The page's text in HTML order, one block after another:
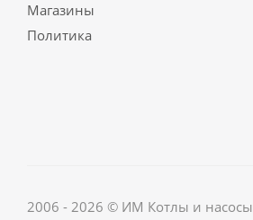
Магазины
Политика
2006 - 2026 © ИМ Котлы и насосы